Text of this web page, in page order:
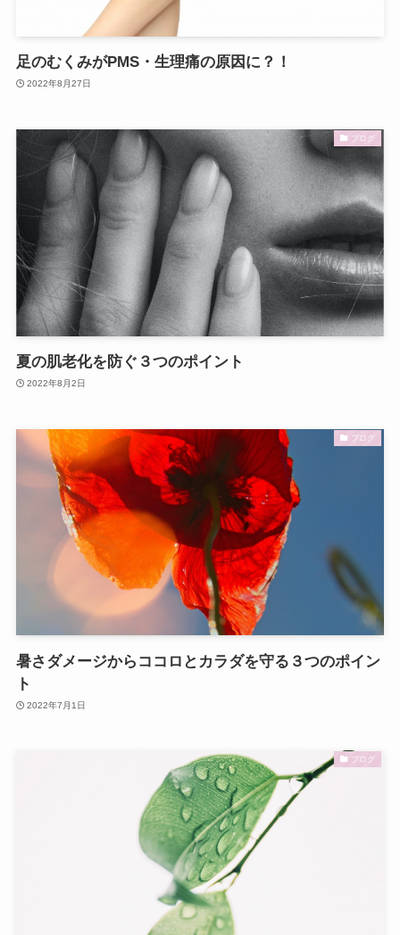
足のむくみがPMS・生理痛の原因に？！
2022年8月27日
ブログ
夏の肌老化を防ぐ３つのポイント
2022年8月2日
ブログ
暑さダメージからココロとカラダを守る３つのポイン
ト
2022年7月1日
ブログ